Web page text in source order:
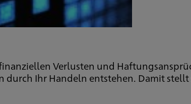
Verlusten und
durch Ihr Handeln entstehen. Damit